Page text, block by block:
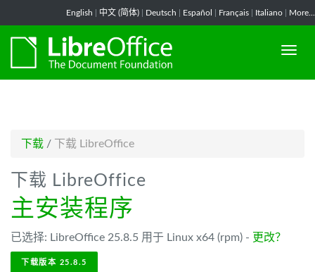
English 中文 (简体) Deutsch Español Français Italiano More...
下载 / 下载 LibreOffice
下载 LibreOffice
主安装程序
已选择: LibreOffice 25.8.5 用于 Linux x64 (rpm) - 更改？
下载版本 25.8.5